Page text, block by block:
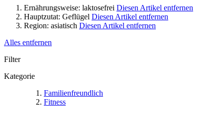
Ernährungsweise: laktosefrei Diesen Artikel entfernen
Hauptzutat: Geflügel Diesen Artikel entfernen
Region: asiatisch Diesen Artikel entfernen
Alles entfernen
Filter
Kategorie
Familienfreundlich
Fitness